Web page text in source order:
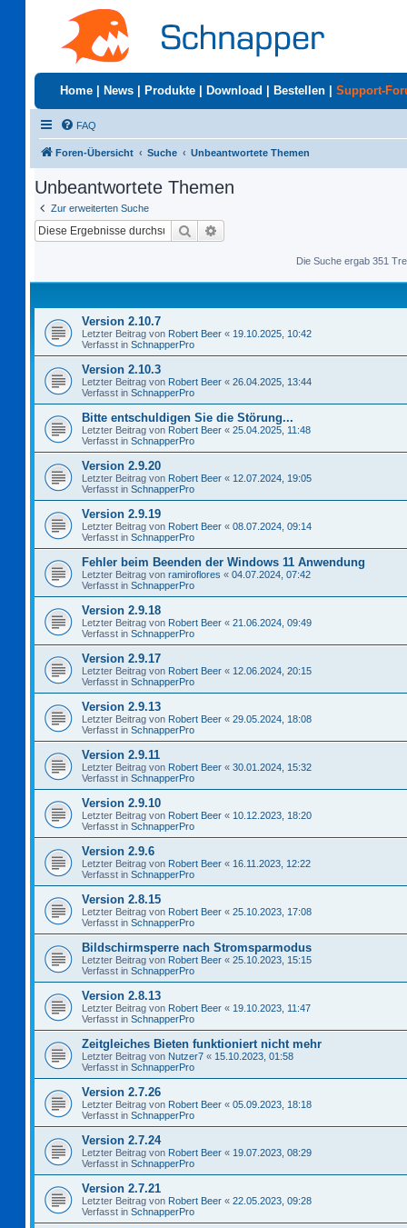
Home News Produkte Download Bestellen Support-
FAQ
Foren-Übersicht Suche Unbeantwortete Themen
Unbeantwortete Themen
Zur erweiterten Suche
Suche
Die Suche ergab 351
Version 2.10.7
Letzter Beitrag von Robert Beer « 19.10.2025, 10:42
Verfasst in SchnapperPro
Version 2.10.3
Letzter Beitrag von Robert Beer « 26.04.2025, 13:44
Verfasst in SchnapperPro
Bitte entschuldigen Sie die Störung...
Letzter Beitrag von Robert Beer « 25.04.2025, 11:48
Verfasst in SchnapperPro
Version 2.9.20
Letzter Beitrag von Robert Beer « 12.07.2024, 19:05
Verfasst in SchnapperPro
Version 2.9.19
Letzter Beitrag von Robert Beer « 08.07.2024, 09:14
Verfasst in SchnapperPro
Fehler beim Beenden der Windows 11 Anwendung
Letzter Beitrag von ramiroflores « 04.07.2024, 07:42
Verfasst in SchnapperPro
Version 2.9.18
Letzter Beitrag von Robert Beer « 21.06.2024, 09:49
Verfasst in SchnapperPro
Version 2.9.17
Letzter Beitrag von Robert Beer « 12.06.2024, 20:15
Verfasst in SchnapperPro
Version 2.9.13
Letzter Beitrag von Robert Beer « 29.05.2024, 18:08
Verfasst in SchnapperPro
Version 2.9.11
Letzter Beitrag von Robert Beer « 30.01.2024, 15:32
Verfasst in SchnapperPro
Version 2.9.10
Letzter Beitrag von Robert Beer « 10.12.2023, 18:20
Verfasst in SchnapperPro
Version 2.9.6
Letzter Beitrag von Robert Beer « 16.11.2023, 12:22
Verfasst in SchnapperPro
Version 2.8.15
Letzter Beitrag von Robert Beer « 25.10.2023, 17:08
Verfasst in SchnapperPro
Bildschirmsperre nach Stromsparmodus
Letzter Beitrag von Robert Beer « 25.10.2023, 15:15
Verfasst in SchnapperPro
Version 2.8.13
Letzter Beitrag von Robert Beer « 19.10.2023, 11:47
Verfasst in SchnapperPro
Zeitgleiches Bieten funktioniert nicht mehr
Letzter Beitrag von Nutzer7 « 15.10.2023, 01:58
Verfasst in SchnapperPro
Version 2.7.26
Letzter Beitrag von Robert Beer « 05.09.2023, 18:18
Verfasst in SchnapperPro
Version 2.7.24
Letzter Beitrag von Robert Beer « 19.07.2023, 08:29
Verfasst in SchnapperPro
Version 2.7.21
Letzter Beitrag von Robert Beer « 22.05.2023, 09:28
Verfasst in SchnapperPro